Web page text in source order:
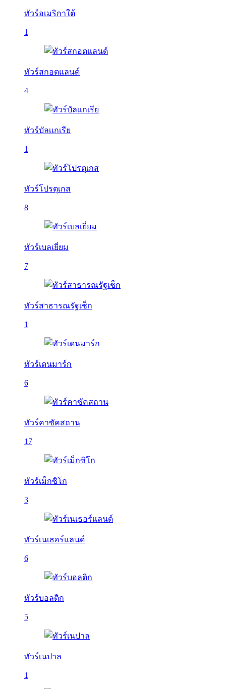
ทัวร์อเมริกาใต้
1
ทัวร์สกอตแลนด์
4
ทัวร์บัลเเกเรีย
1
ทัวร์โปรตุเกส
8
ทัวร์เบลเยี่ยม
7
ทัวร์สาธารณรัฐเช็ก
1
ทัวร์เดนมาร์ก
6
ทัวร์คาซัคสถาน
17
ทัวร์เม็กซิโก
3
ทัวร์เนเธอร์แลนด์
6
ทัวร์บอลติก
5
ทัวร์เนปาล
1